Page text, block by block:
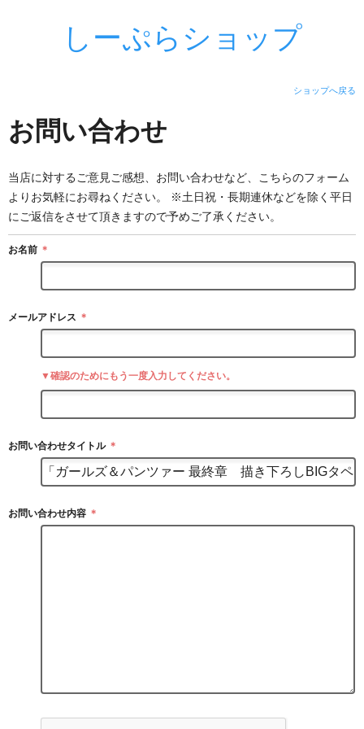
しーぷらショップ
ショップへ戻る
お問い合わせ
当店に対するご意見ご感想、お問い合わせなど、こちらのフォーム
よりお気軽にお尋ねください。 ※土日祝・長期連休などを除く平日
にご返信をさせて頂きますので予めご了承ください。
お名前 ＊
メールアドレス ＊
▼確認のためにもう一度入力してください。
お問い合わせタイトル ＊
お問い合わせ内容 ＊